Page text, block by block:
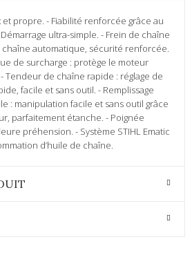
propre. - Fiabilité renforcée grâce au
ultra-simple. - Frein de chaîne
chaîne automatique, sécurité renforcée.
de surcharge : protège le moteur
Tendeur de chaîne rapide : réglage de
facile et sans outil. - Remplissage
: manipulation facile et sans outil grâce
parfaitement étanche. - Poignée
préhension. - Système STIHL Ematic
d’huile de chaîne.